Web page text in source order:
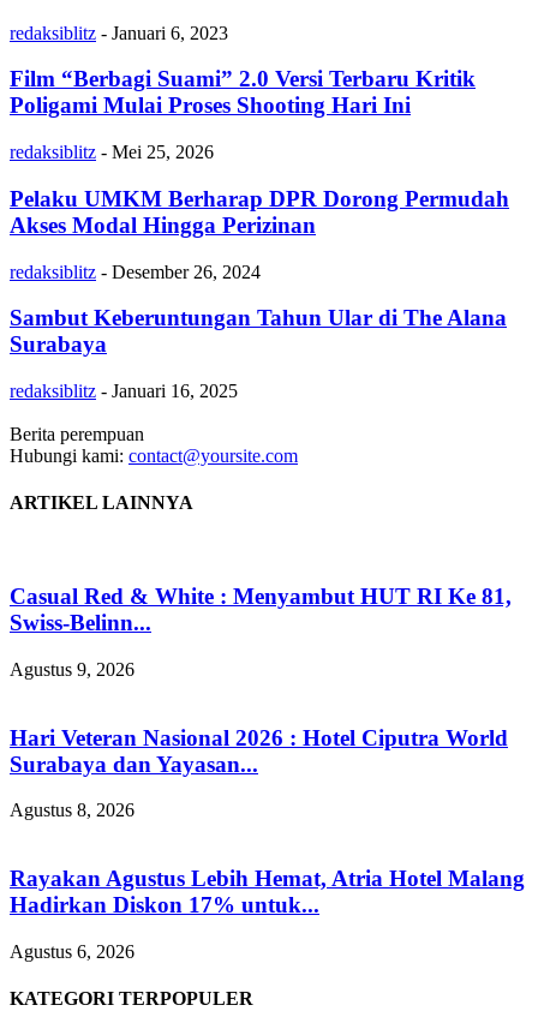
redaksiblitz - Januari 6, 2023
Film “Berbagi Suami” 2.0 Versi Terbaru Kritik
Poligami Mulai Proses Shooting Hari Ini
redaksiblitz - Mei 25, 2026
Pelaku UMKM Berharap DPR Dorong Permudah
Akses Modal Hingga Perizinan
redaksiblitz - Desember 26, 2024
Sambut Keberuntungan Tahun Ular di The Alana
Surabaya
redaksiblitz - Januari 16, 2025
Berita perempuan
Hubungi kami: contact@yoursite.com
ARTIKEL LAINNYA
Casual Red & White : Menyambut HUT RI Ke 81,
Swiss-Belinn...
Agustus 9, 2026
Hari Veteran Nasional 2026 : Hotel Ciputra World
Surabaya dan Yayasan...
Agustus 8, 2026
Rayakan Agustus Lebih Hemat, Atria Hotel Malang
Hadirkan Diskon 17% untuk...
Agustus 6, 2026
KATEGORI TERPOPULER